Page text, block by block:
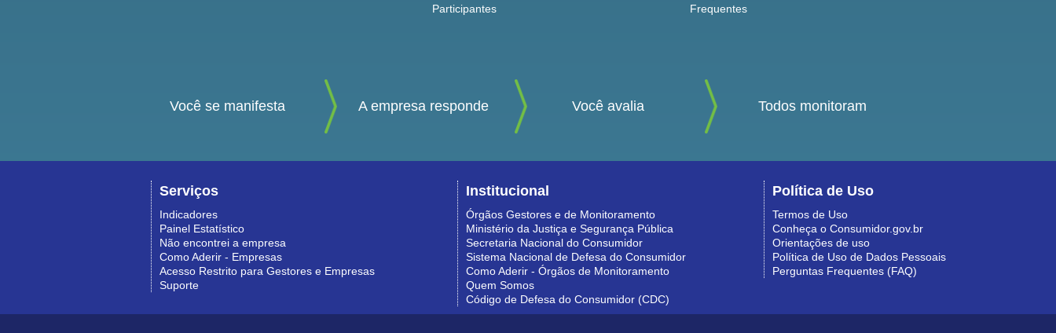
Participantes
Frequentes
Você se manifesta A empresa responde Você avalia Todos monitoram
Serviços
Indicadores
Painel Estatístico
Não encontrei a empresa
Como Aderir - Empresas
Acesso Restrito para Gestores e Empresas
Suporte
Institucional
Órgãos Gestores e de Monitoramento
Ministério da Justiça e Segurança Pública
Secretaria Nacional do Consumidor
Sistema Nacional de Defesa do Consumidor
Como Aderir - Órgãos de Monitoramento
Quem Somos
Código de Defesa do Consumidor (CDC)
Política de Uso
Termos de Uso
Conheça o Consumidor.gov.br
Orientações de uso
Política de Uso de Dados Pessoais
Perguntas Frequentes (FAQ)